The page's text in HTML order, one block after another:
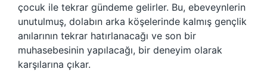
çocuk ile tekrar gündeme gelirler. Bu, ebeveynlerin
unutulmuş, dolabın arka köşelerinde kalmış gençlik
anılarının tekrar hatırlanacağı ve son bir
muhasebesinin yapılacağı, bir deneyim olarak
karşılarına çıkar.